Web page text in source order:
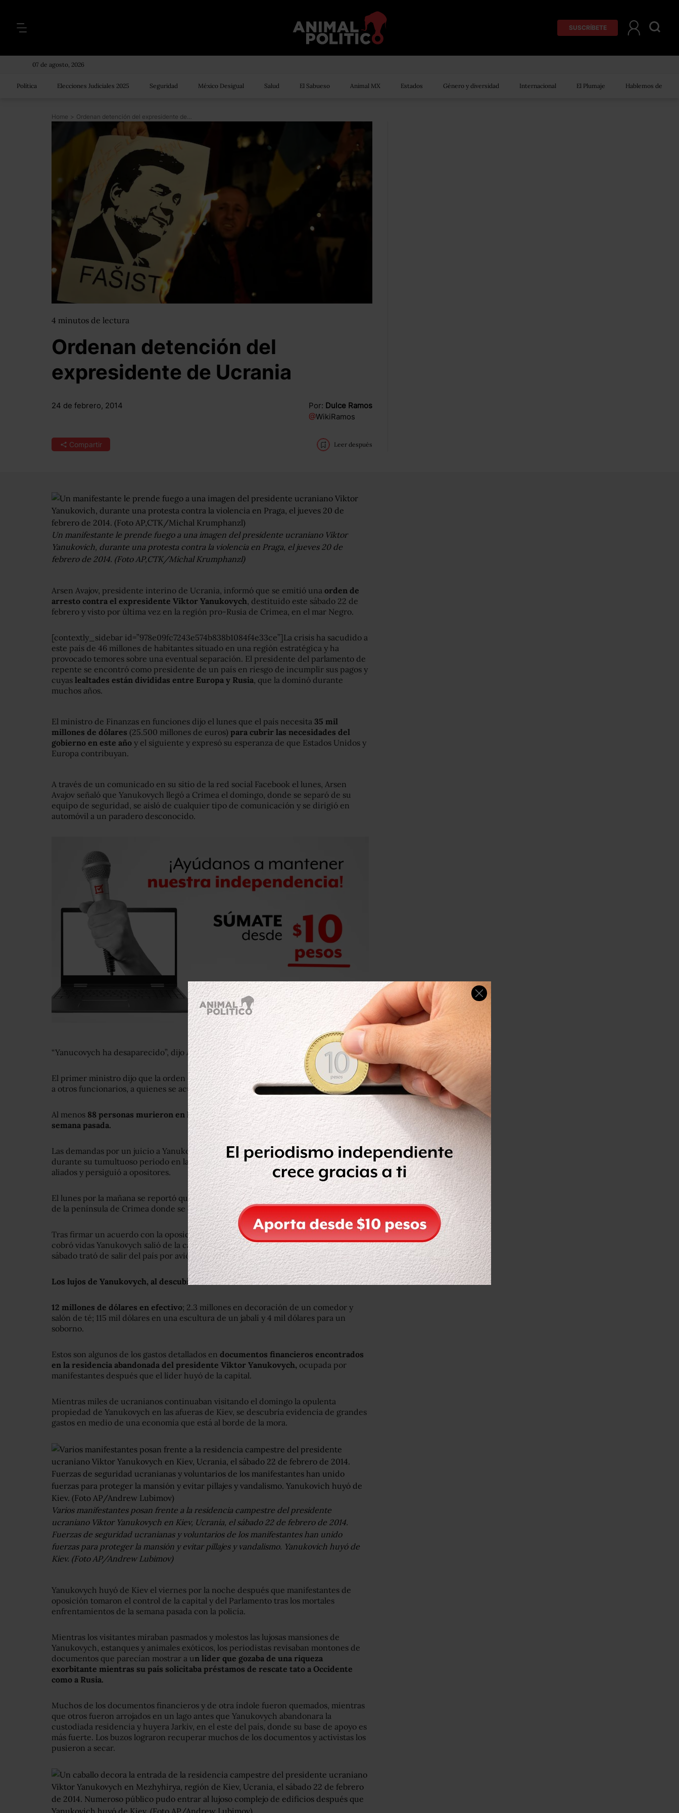
SUSCRÍBETE
07 de agosto, 2026
Política Elecciones Judiciales 2025 Seguridad México Desigual Salud El Sabueso Animal MX Estados Género y diversidad Internacional El Plumaje Hablemos de
Home > Ordenan detención del expresidente de Ucrania
4 minutos de lectura
Ordenan detención del
expresidente de Ucrania
24 de febrero, 2014 Por: Dulce Ramos
@WikiRamos
Compartir Leer después
Un manifestante le prende fuego a una imagen del presidente ucraniano Viktor
Yanukovich, durante una protesta contra la violencia en Praga, el jueves 20 de
febrero de 2014. (Foto AP,CTK/Michal Krumphanzl)
Arsen Avajov, presidente interino de Ucrania, informó que se emitió una orden de
arresto contra el expresidente Viktor Yanukovych, destituido este sábado 22 de
febrero y visto por última vez en la región pro-Rusia de Crimea, en el mar Negro.
[contextly_sidebar id=”978e09fc7243e574b838b1084f4e33ce”]La crisis ha sacudido a
este país de 46 millones de habitantes situado en una región estratégica y ha
provocado temores sobre una eventual separación. El presidente del parlamento de
repente se encontró como presidente de un país en riesgo de incumplir sus pagos y
cuyas lealtades están divididas entre Europa y Rusia, que la dominó durante
muchos años.
El ministro de Finanzas en funciones dijo el lunes que el país necesita 35 mil
millones de dólares (25.500 millones de euros) para cubrir las necesidades del
gobierno en este año y el siguiente y expresó su esperanza de que Estados Unidos y
Europa contribuyan.
A través de un comunicado en su sitio de la red social Facebook el lunes, Arsen
Avajov señaló que Yanukovych llegó a Crimea el domingo, donde se separó de su
equipo de seguridad, se aisló de cualquier tipo de comunicación y se dirigió en
automóvil a un paradero desconocido.
“Yanucovych ha desaparecido”, dijo Avajov.
El primer ministro dijo que la orden de captura contra Yanukovych se hizo extensiva
a otros funcionarios, a quienes se acusa de matanzas masivas contra civiles.
Al menos 88 personas murieron en los enfrentamientos registrados en Kiev la
semana pasada.
Las demandas por un juicio a Yanukovych se incrementan en el país, luego de que
durante su tumultuoso periodo en la presencia amasó una fortuna, enriqueció a sus
aliados y persiguió a opositores.
El lunes por la mañana se reportó que Yanukovych fue visto en Sebastopol, puerto
de la península de Crimea donde se encuentra fondeada la flota rusa del Mar Negro.
Tras firmar un acuerdo con la oposición para acabar con el conflicto político que
cobró vidas Yanukovych salió de la capital de Ucrania, Kiev, y se dirigió al este. El
sábado trató de salir del país por avión pero los agentes fronterizos se lo impidieron.
Los lujos de Yanukovych, al descubierto
12 millones de dólares en efectivo; 2.3 millones en decoración de un comedor y
salón de té; 115 mil dólares en una escultura de un jabalí y 4 mil dólares para un
soborno.
Estos son algunos de los gastos detallados en documentos financieros encontrados
en la residencia abandonada del presidente Viktor Yanukovych, ocupada por
manifestantes después que el líder huyó de la capital.
Mientras miles de ucranianos continuaban visitando el domingo la opulenta
propiedad de Yanukovych en las afueras de Kiev, se descubría evidencia de grandes
gastos en medio de una economía que está al borde de la mora.
Varios manifestantes posan frente a la residencia campestre del presidente
ucraniano Viktor Yanukovych en Kiev, Ucrania, el sábado 22 de febrero de 2014.
Fuerzas de seguridad ucranianas y voluntarios de los manifestantes han unido
fuerzas para proteger la mansión y evitar pillajes y vandalismo. Yanukovich huyó de
Kiev. (Foto AP/Andrew Lubimov)
Yanukovych huyó de Kiev el viernes por la noche después que manifestantes de
oposición tomaron el control de la capital y del Parlamento tras los mortales
enfrentamientos de la semana pasada con la policía.
Mientras los visitantes miraban pasmados y molestos las lujosas mansiones de
Yanukovych, estanques y animales exóticos, los periodistas revisaban montones de
documentos que parecían mostrar a un líder que gozaba de una riqueza
exorbitante mientras su país solicitaba préstamos de rescate tato a Occidente
como a Rusia.
Muchos de los documentos financieros y de otra índole fueron quemados, mientras
que otros fueron arrojados en un lago antes que Yanukovych abandonara la
custodiada residencia y huyera Jarkiv, en el este del país, donde su base de apoyo es
más fuerte. Los buzos lograron recuperar muchos de los documentos y activistas los
pusieron a secar.